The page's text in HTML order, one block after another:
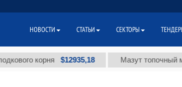
корня $12935,18 Мазут топочный
НОВОСТИ СТАТЬИ СЕКТОРЫ